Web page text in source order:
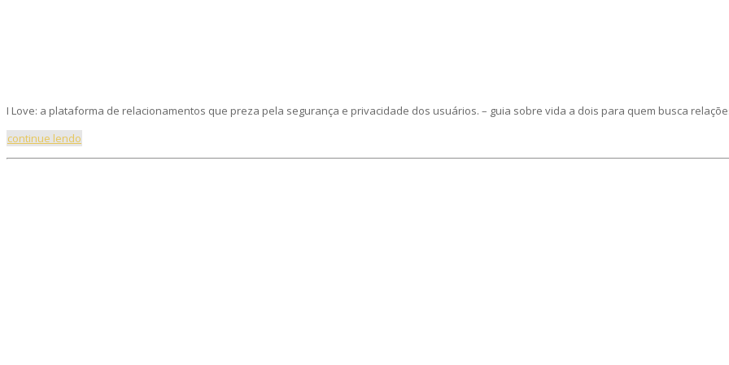
I Love: a plataforma de relacionamentos que preza pela segurança e privacidade dos usuários. – guia sobre vida a dois para quem busca
continue lendo